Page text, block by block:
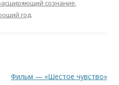
сознание,
год.
Фильм — «Шестое чувство»